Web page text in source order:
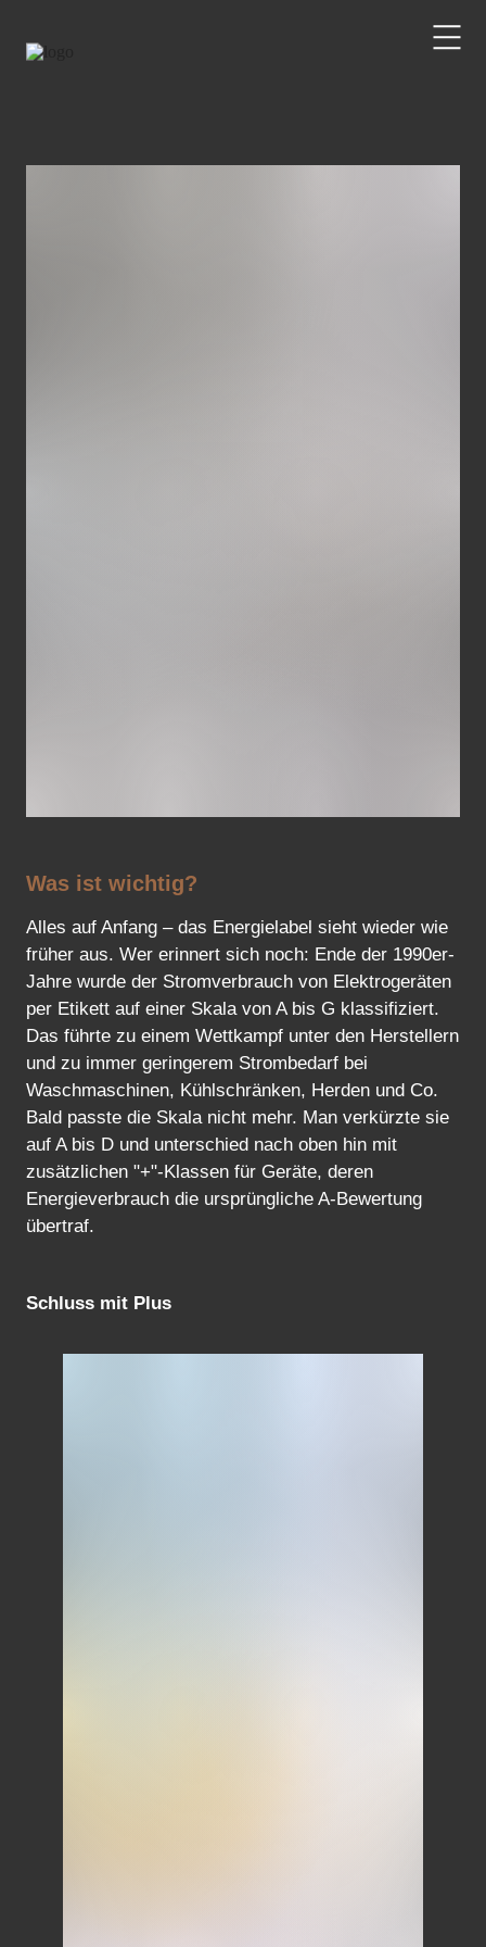
Was ist wichtig?
Alles auf Anfang – das Energielabel sieht wieder wie
früher aus. Wer erinnert sich noch: Ende der 1990er-
Jahre wurde der Stromverbrauch von Elektrogeräten
per Etikett auf einer Skala von A bis G klassifiziert.
Das führte zu einem Wettkampf unter den Herstellern
und zu immer geringerem Strombedarf bei
Waschmaschinen, Kühlschränken, Herden und Co.
Bald passte die Skala nicht mehr. Man verkürzte sie
auf A bis D und unterschied nach oben hin mit
zusätzlichen "+"-Klassen für Geräte, deren
Energieverbrauch die ursprüngliche A-Bewertung
übertraf.
Schluss mit Plus